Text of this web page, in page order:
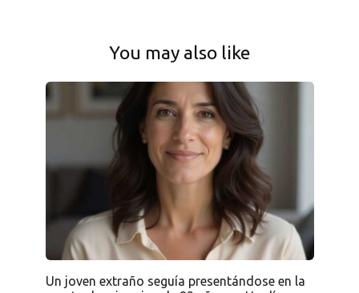
You may also like
Un joven extraño seguía presentándose en la